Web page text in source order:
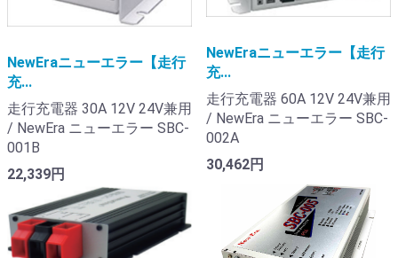
NewEraニューエラー【走行
充...
走行充電器 30A 12V 24V兼用
/ NewEra ニューエラー SBC-
001B
22,339円
NewEraニューエラー【走行
充...
走行充電器 60A 12V 24V兼用
/ NewEra ニューエラー SBC-
002A
30,462円